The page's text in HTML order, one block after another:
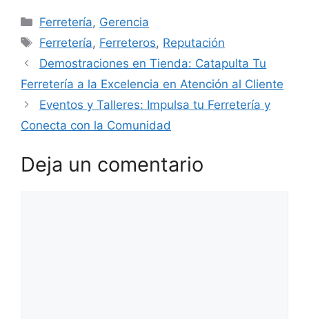
Categorías
Ferretería, Gerencia
Etiquetas
Ferretería, Ferreteros, Reputación
Demostraciones en Tienda: Catapulta Tu
Ferretería a la Excelencia en Atención al Cliente
Eventos y Talleres: Impulsa tu Ferretería y
Conecta con la Comunidad
Deja un comentario